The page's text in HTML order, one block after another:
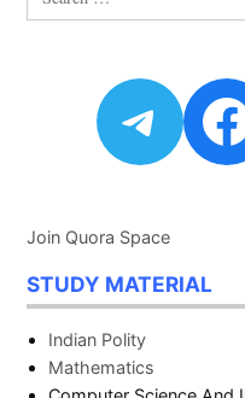
for:
Join Quora Space
STUDY MATERIAL
Indian Polity
Mathematics